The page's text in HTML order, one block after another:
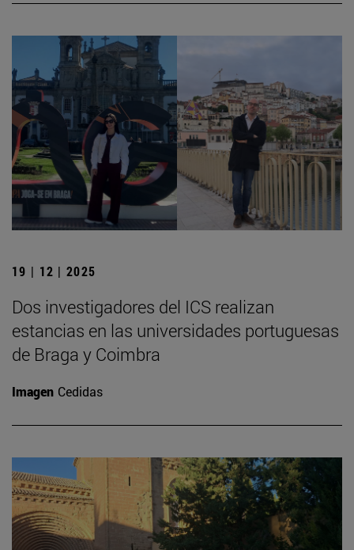
19 | 12 | 2025
Dos investigadores del ICS realizan
estancias en las universidades portuguesas
de Braga y Coimbra
Imagen Cedidas